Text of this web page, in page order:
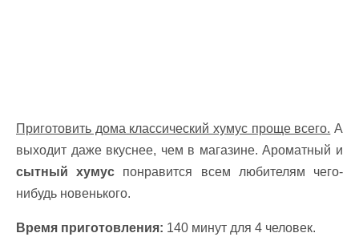
Приготовить дома классический хумус проще всего. А
выходит даже вкуснее, чем в магазине. Ароматный и
сытный хумус понравится всем любителям чего-
нибудь новенького.
Время приготовления: 140 минут для 4 человек.